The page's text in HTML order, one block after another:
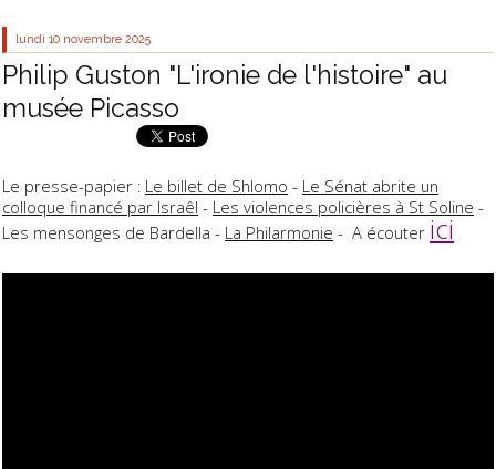
lundi 10 novembre 2025
Philip Guston "L'ironie de l'histoire" au
musée Picasso
Le presse-papier : Le billet de Shlomo - Le Sénat abrite un
colloque financé par Israêl - Les violences policières à St Soline -
Les mensonges de Bardella - La Philarmonie - A écouter ici